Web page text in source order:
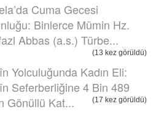
Cuma Gecesi
Binlerce Mümin Hz.
Abbas (a.s.) Türbe...
(13 kez görüldü)
Yolculuğunda Kadın Eli:
Seferberliğine 4 Bin 489
Gönüllü Kat...
(17 kez görüldü)